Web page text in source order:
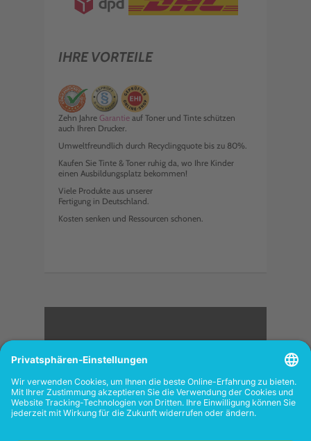
IHRE VORTEILE
Zehn Jahre Garantie auf Toner und Tinte schützen
auch Ihren Drucker.
Umweltfreundlich durch Recyclingquote bis zu 80%.
Kaufen Sie Tinte & Toner ruhig da, wo Ihre Kinder
einen Ausbildungsplatz bekommen!
Viele Produkte aus unserer
Fertigung in Deutschland.
Kosten senken und Ressourcen schonen.
<
FOLGEN SIE UNS